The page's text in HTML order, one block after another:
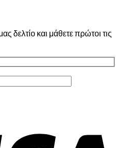
δελτίο και μάθετε πρώτοι τις